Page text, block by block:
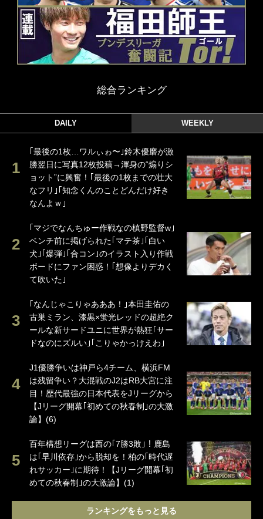
総合ランキング
DAILY WEEKLY
｢最後の1枚…ワルぃゎ〜｣鈴木優磨が激
勝翌日に写真12枚投稿→渾身の“煽りシ
ョット”に興奮！｢最後の1枚までの壮大
なフリ｣｢知念くんのことどんだけ好き
なんよｗ｣
｢マジでなんちゅー作戦なの槙野監督w｣
ベンチ前に掲げられた｢マテ茶｣｢白い
犬｣｢爆弾｣｢合コン｣のイラスト入り作戦
ボードにファン困惑！｢想像よりデカく
て吹いた｣
｢なんじゃこりゃあああ！｣本田圭佑の
古巣ミラン、漆黒×蛍光レッドの超絶ク
ールな新サードユニに世界が熱狂｢サー
ドなのにズルい｣｢こりゃかっけえわ｣
J1優勝争いは神戸ら4チーム、横浜FM
は残留争い？大混戦のJ2はRB大宮に注
目！歴代最強の日本代表をJリーグから
【Jリーグ開幕｢初めての秋春制｣の大激
論】(6)
百年構想リーグは西の｢7勝3敗｣！鹿島
は｢早川依存｣から脱却を！柏の｢時代遅
れサッカー｣に期待！【Jリーグ開幕｢初
めての秋春制｣の大激論】(1)
ランキングをもっと見る